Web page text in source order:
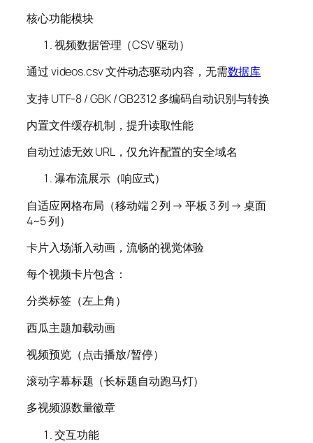
核心功能模块
视频数据管理（CSV 驱动）
通过 videos.csv 文件动态驱动内容，无需数据库
支持 UTF-8 / GBK / GB2312 多编码自动识别与转换
内置文件缓存机制，提升读取性能
自动过滤无效 URL，仅允许配置的安全域名
瀑布流展示（响应式）
自适应网格布局（移动端 2 列 → 平板 3 列 → 桌面
4~5 列）
卡片入场渐入动画，流畅的视觉体验
每个视频卡片包含：
分类标签（左上角）
西瓜主题加载动画
视频预览（点击播放/暂停）
滚动字幕标题（长标题自动跑马灯）
多视频源数量徽章
交互功能